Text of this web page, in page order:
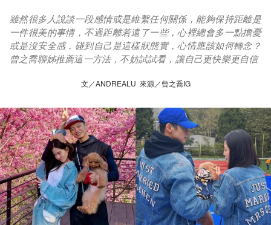
雖然很多人說談一段感情或是維繫任何關係，能夠保持距離是
一件很美的事情，不過距離若遠了一些，心裡總會多一點擔憂
或是沒安全感，碰到自己是這樣狀態實，心情應該如何轉念？
曾之喬聊姊推薦這一方法，不妨試試看，讓自己更快樂更自信
文／ANDREALU 來源／曾之喬IG